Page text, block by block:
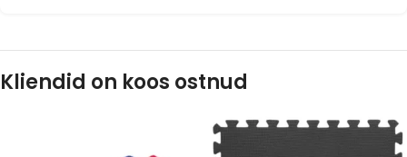
Kliendid on koos ostnud